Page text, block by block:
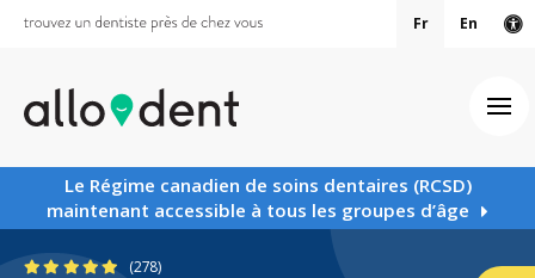
Fr En
Le Régime canadien de soins dentaires (RCSD)
maintenant accessible à tous les groupes d’âge
4.9 étoiles
(278)